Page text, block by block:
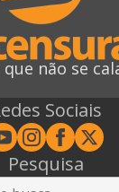
que não se
Sociais
Pesquisa